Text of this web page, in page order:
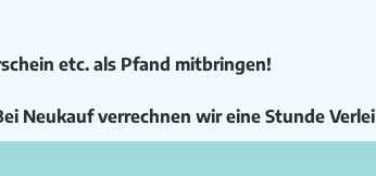
etc. als Pfand mitbringen!
Neukauf verrechnen wir eine Stunde